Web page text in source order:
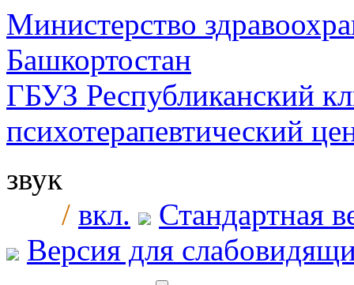
Министерство
Башкортостан
ГБУЗ Республиканский
психотерапевтический
звук
/ вкл.
Стандартная
Версия для